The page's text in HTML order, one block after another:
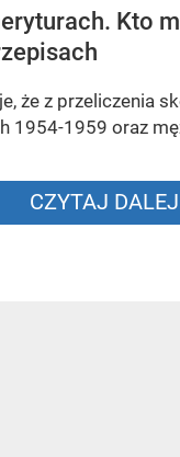
Kto
że z przeliczenia
1954-1959 oraz
CZYTAJ DALEJ